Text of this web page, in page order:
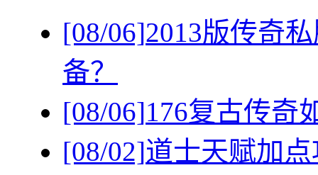
[08/06]2013版传奇
备？
[08/06]176复古传奇
[08/02]道士天赋加